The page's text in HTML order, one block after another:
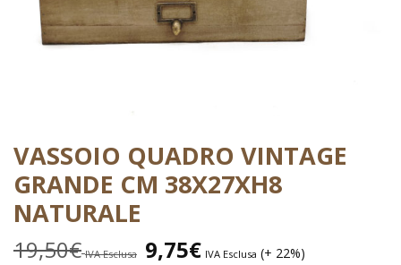
VASSOIO QUADRO VINTAGE
GRANDE CM 38X27XH8
NATURALE
19,50€ IVA Esclusa 9,75€ IVA Esclusa (+ 22%)